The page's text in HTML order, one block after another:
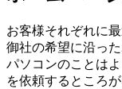
お客様それぞれに
御社の希望に沿っ
パソコンのことは
を依頼するところが